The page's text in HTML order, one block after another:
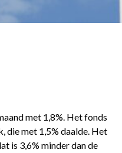
met 1,8%. Het fonds
die met 1,5% daalde. Het
is 3,6% minder dan de